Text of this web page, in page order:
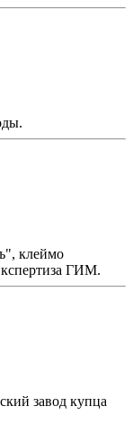
клеймо
ГИМ.
завод купца